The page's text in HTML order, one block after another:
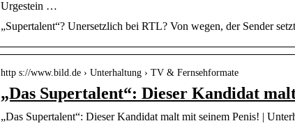
Urgestein …
„Supertalent“? Unersetzlich bei RTL? Von wegen, der Sender
http s://www.bild.de › Unterhaltung › TV & Fernsehformate
„Das Supertalent“: Dieser Kandidat
„Das Supertalent“: Dieser Kandidat malt mit seinem Penis! |